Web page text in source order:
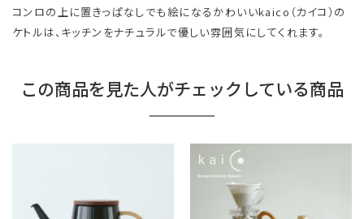
コンロの上に置きっぱなしでも絵になるかわいいkaico（カイコ）の
ケトルは、キッチンをナチュラルで優しい雰囲気にしてくれます。
この商品を見た人がチェックしている商品